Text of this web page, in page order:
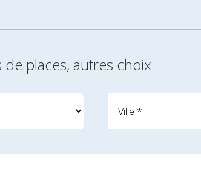
places, autres choix